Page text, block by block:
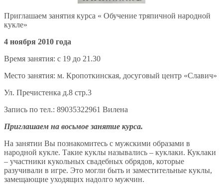
Приглашаем занятия курса « Обучение тряпичной народной
кукле»
4 ноября 2010 года
Время занятия: с 19 до 21.30
Место занятия: м. Кропоткинская, досуговый центр «Славич»
Ул. Пречистенка д.8 стр.3
Запись по тел.: 89035322961 Вилена
Приглашаем на восьмое занятие курса.
На занятии Вы познакомитесь с мужскими образами в
народной кукле. Такие куклы назывались – куклаки. Куклаки
– участники кукольных свадебных обрядов, которые
разучивали в игре. Это могли быть и заместительные куклы,
замещающие уходящих надолго мужчин.